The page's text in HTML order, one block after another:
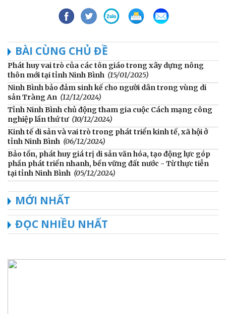
BÀI CÙNG CHỦ ĐỀ
Phát huy vai trò của các tôn giáo trong xây dựng nông
thôn mới tại tỉnh Ninh Bình (15/01/2025)
Ninh Bình bảo đảm sinh kế cho người dân trong vùng di
sản Tràng An (12/12/2024)
Tỉnh Ninh Bình chủ động tham gia cuộc Cách mạng công
nghiệp lần thứ tư (10/12/2024)
Kinh tế di sản và vai trò trong phát triển kinh tế, xã hội ở
tỉnh Ninh Bình (06/12/2024)
Bảo tồn, phát huy giá trị di sản văn hóa, tạo động lực góp
phần phát triển nhanh, bền vững đất nước - Từ thực tiễn
tại tỉnh Ninh Bình (05/12/2024)
MỚI NHẤT
ĐỌC NHIỀU NHẤT